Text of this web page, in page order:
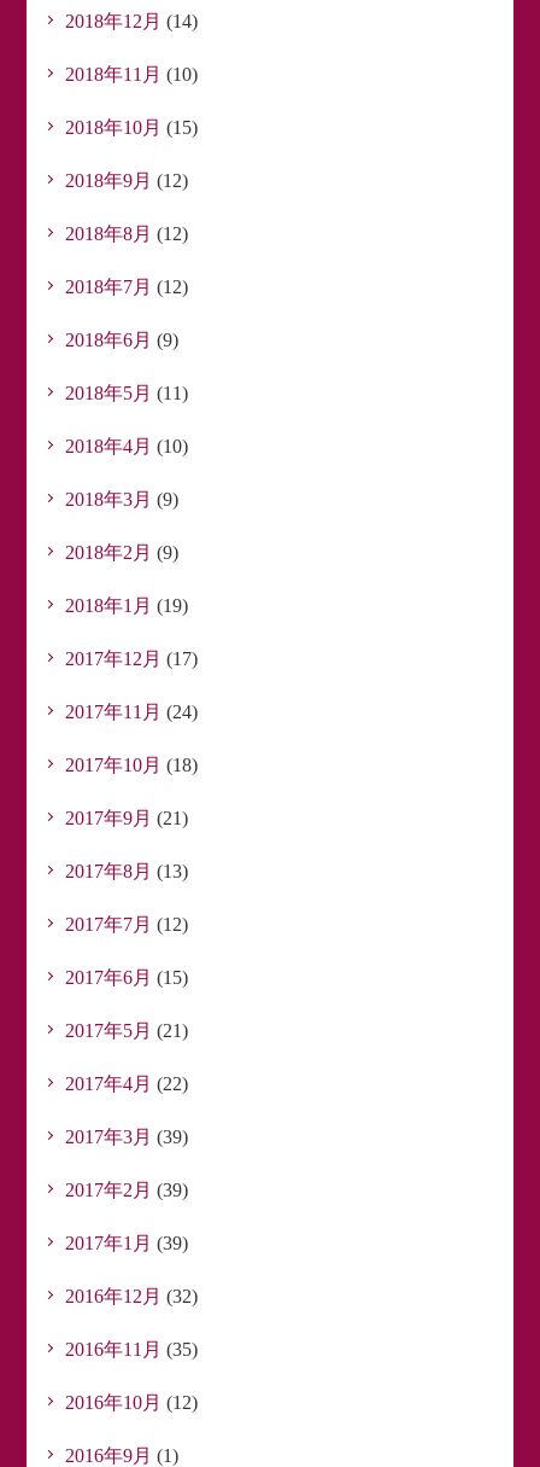
2018年12月 (14)
2018年11月 (10)
2018年10月 (15)
2018年9月 (12)
2018年8月 (12)
2018年7月 (12)
2018年6月 (9)
2018年5月 (11)
2018年4月 (10)
2018年3月 (9)
2018年2月 (9)
2018年1月 (19)
2017年12月 (17)
2017年11月 (24)
2017年10月 (18)
2017年9月 (21)
2017年8月 (13)
2017年7月 (12)
2017年6月 (15)
2017年5月 (21)
2017年4月 (22)
2017年3月 (39)
2017年2月 (39)
2017年1月 (39)
2016年12月 (32)
2016年11月 (35)
2016年10月 (12)
2016年9月 (1)